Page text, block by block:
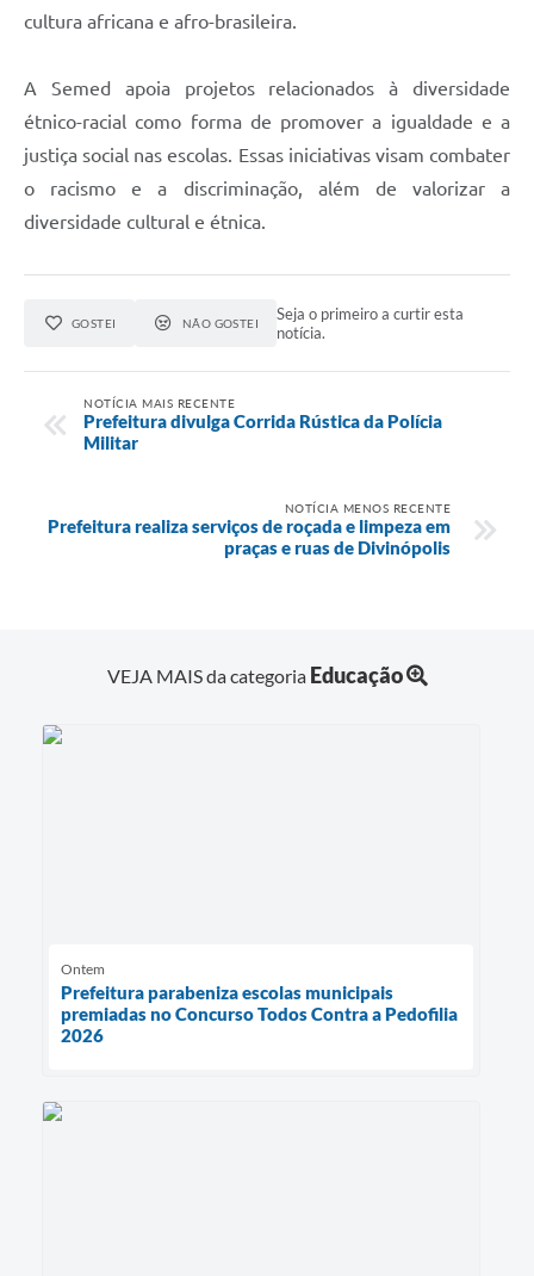
cultura africana e afro-brasileira.
A Semed apoia projetos relacionados à diversidade
étnico-racial como forma de promover a igualdade e a
justiça social nas escolas. Essas iniciativas visam combater
o racismo e a discriminação, além de valorizar a
diversidade cultural e étnica.
GOSTEI NÃO GOSTEI
Seja o primeiro a curtir esta
notícia.
NOTÍCIA MAIS RECENTE
Prefeitura divulga Corrida Rústica da Polícia
Militar
NOTÍCIA MENOS RECENTE
Prefeitura realiza serviços de roçada e limpeza em
praças e ruas de Divinópolis
VEJA MAIS da categoria Educação
Ontem
Prefeitura parabeniza escolas municipais
premiadas no Concurso Todos Contra a Pedofilia
2026